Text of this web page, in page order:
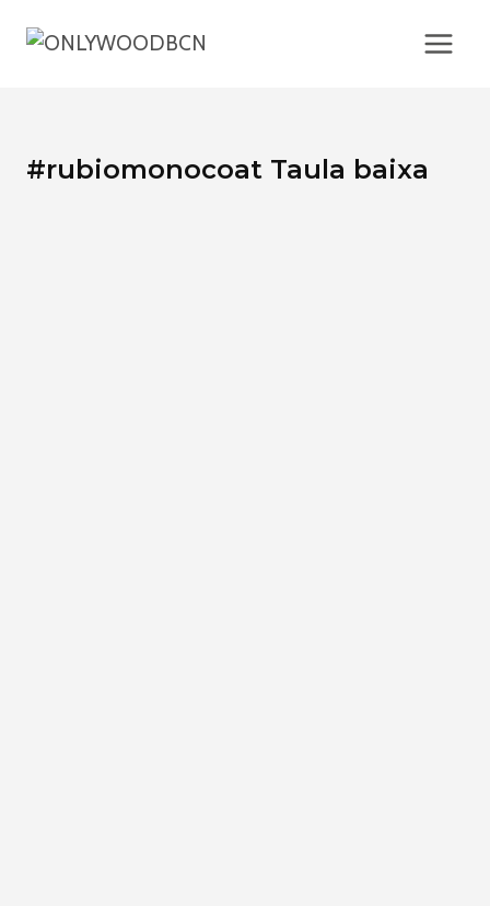
#rubiomonocoat Taula baixa